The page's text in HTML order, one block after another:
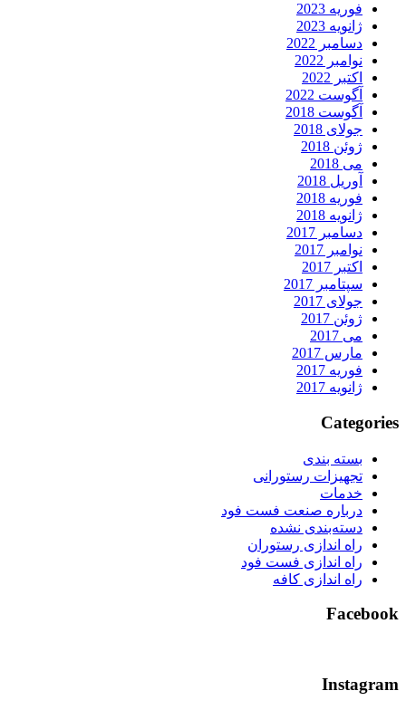
فوریه 2023
ژانویه 2023
دسامبر 2022
نوامبر 2022
اکتبر 2022
آگوست 2022
آگوست 2018
جولای 2018
ژوئن 2018
می 2018
آوریل 2018
فوریه 2018
ژانویه 2018
دسامبر 2017
نوامبر 2017
اکتبر 2017
سپتامبر 2017
جولای 2017
ژوئن 2017
می 2017
مارس 2017
فوریه 2017
ژانویه 2017
بسته بندی
تجهیزات رستورانی
خدمات
درباره صنعت فست فود
دسته‌بندی نشده
راه اندازی رستوران
راه اندازی فست فود
راه اندازی کافه